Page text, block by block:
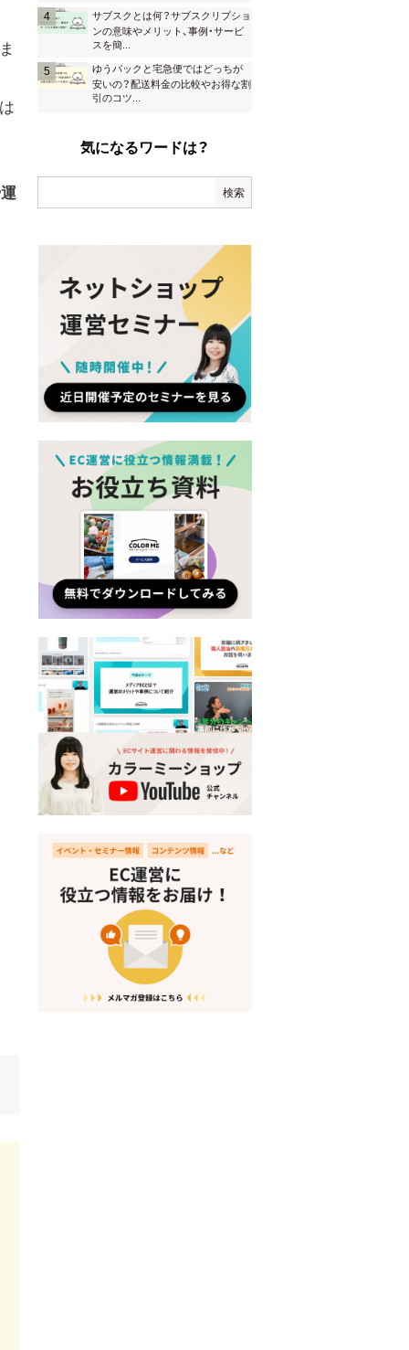
サブスクとは何？サブスクリプショ
ンの意味やメリット、事例・サービ
スを簡
ゆうパックと宅急便ではどっちが
安いの？配送料金の比較やお得な割
引のコツ
気になるワードは？